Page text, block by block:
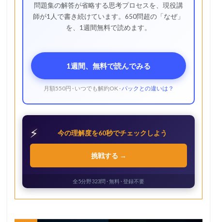
問題集の解答が省略する思考プロセスを、現役講
師が1人で書き続けています。650問超の「なぜ」
を、1週間無料で読めます。
1週間、無料で読んでみる
月額550円 · いつでも解約OK · パックとの違いは？
⚡ 今の理解度を60秒でチェックしよう
挑戦する →
全5分野323問 · 無料 · 登録不要